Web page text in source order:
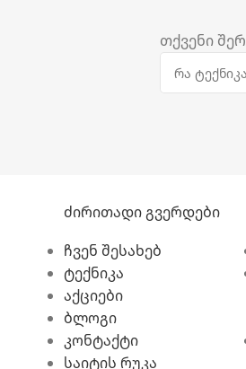
თქვენი
Ძირითადი Გვერდები
ჩვენ შესახებ
ტექნიკა
აქციები
ბლოგი
კონტაქტი
საიტის რუკა